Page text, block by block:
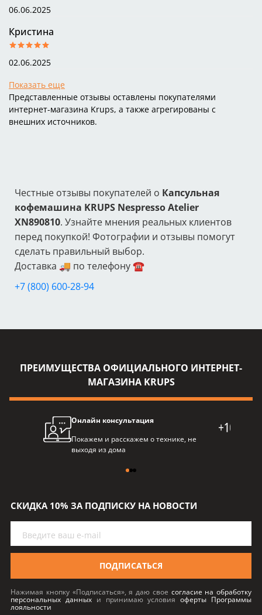
06.06.2025
Кристина
02.06.2025
Показать еще
Представленные отзывы оставлены покупателями
интернет-магазина Krups, а также агрегированы с
внешних источников.
Честные отзывы покупателей о Капсульная
кофемашина KRUPS Nespresso Atelier
XN890810. Узнайте мнения реальных клиентов
перед покупкой! Фотографии и отзывы помогут
сделать правильный выбор.
Доставка 🚚 по телефону ☎️
+7 (800) 600-28-94
ПРЕИМУЩЕСТВА ОФИЦИАЛЬНОГО ИНТЕРНЕТ-
МАГАЗИНА KRUPS
Онлайн консультация
Покажем и расскажем о технике, не
выходя из дома
СКИДКА 10% ЗА ПОДПИСКУ НА НОВОСТИ
ПОДПИСАТЬСЯ
Нажимая кнопку «Подписаться», я даю свое согласие на обработку
персональных данных и принимаю условияоферты Программы
лояльности